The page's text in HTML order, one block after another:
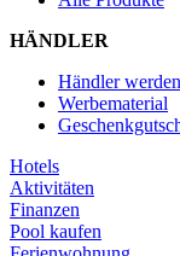
HÄNDLER
Händler werden
Werbematerial
Hotels
Aktivitäten
Finanzen
Pool kaufen